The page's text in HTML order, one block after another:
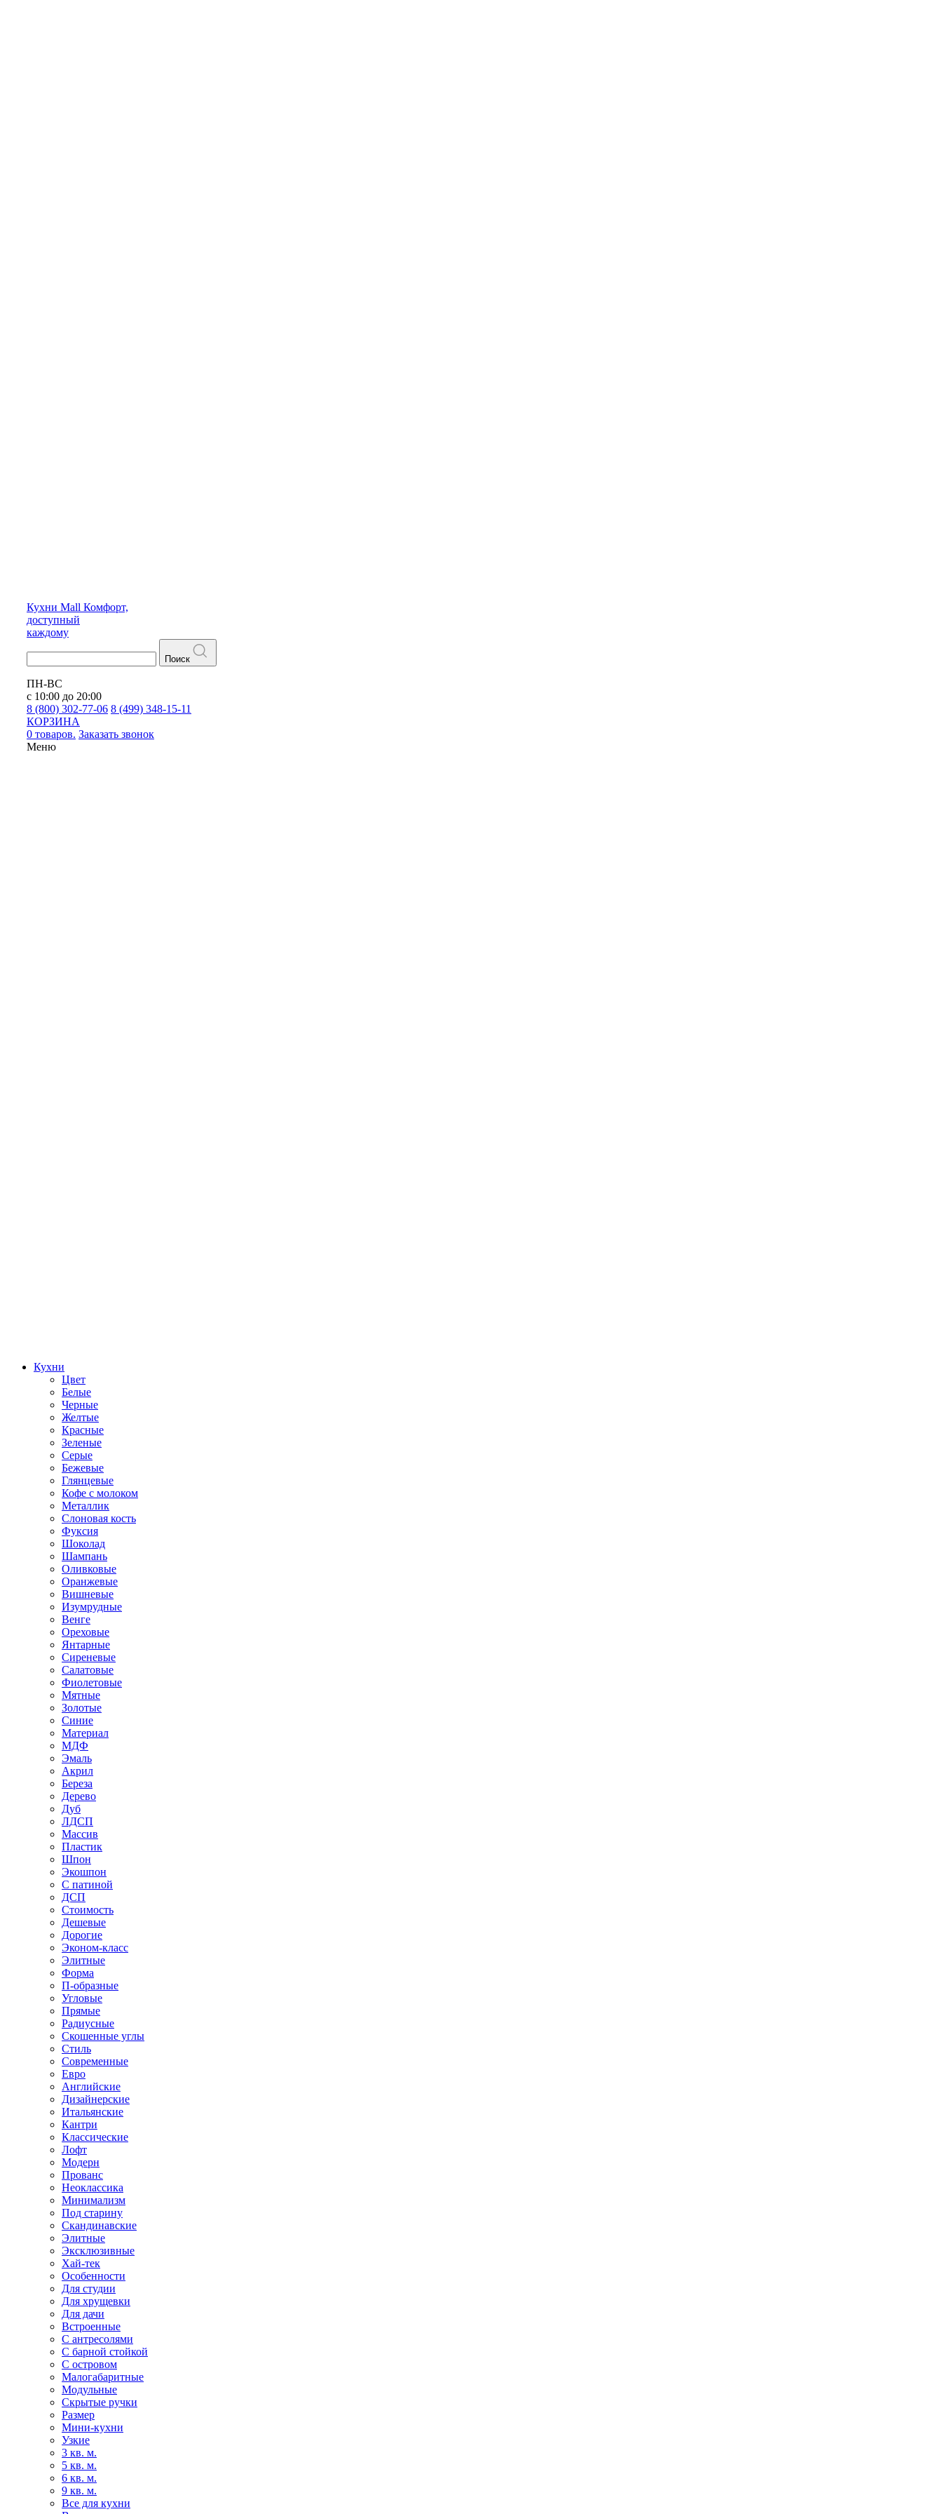
Кухни Mall Комфорт,
доступный
каждому
Поиск
ПН-ВС
с 10:00 до 20:00
8 (800) 302-77-06 8 (499) 348-15-11
КОРЗИНА
0 товаров. Заказать звонок
Меню
Кухни
Цвет
Белые
Черные
Желтые
Красные
Зеленые
Серые
Бежевые
Глянцевые
Кофе с молоком
Металлик
Слоновая кость
Фуксия
Шоколад
Шампань
Оливковые
Оранжевые
Вишневые
Изумрудные
Венге
Ореховые
Янтарные
Сиреневые
Салатовые
Фиолетовые
Мятные
Золотые
Синие
Материал
МДФ
Эмаль
Акрил
Береза
Дерево
Дуб
ЛДСП
Массив
Пластик
Шпон
Экошпон
С патиной
ДСП
Стоимость
Дешевые
Дорогие
Эконом-класс
Элитные
Форма
П-образные
Угловые
Прямые
Радиусные
Скошенные углы
Стиль
Современные
Евро
Английские
Дизайнерские
Итальянские
Кантри
Классические
Лофт
Модерн
Прованс
Неоклассика
Минимализм
Под старину
Скандинавские
Элитные
Эксклюзивные
Хай-тек
Особенности
Для студии
Для хрущевки
Для дачи
Встроенные
С антресолями
С барной стойкой
С островом
Малогабаритные
Модульные
Скрытые ручки
Размер
Мини-кухни
Узкие
3 кв. м.
5 кв. м.
6 кв. м.
9 кв. м.
Все для кухни